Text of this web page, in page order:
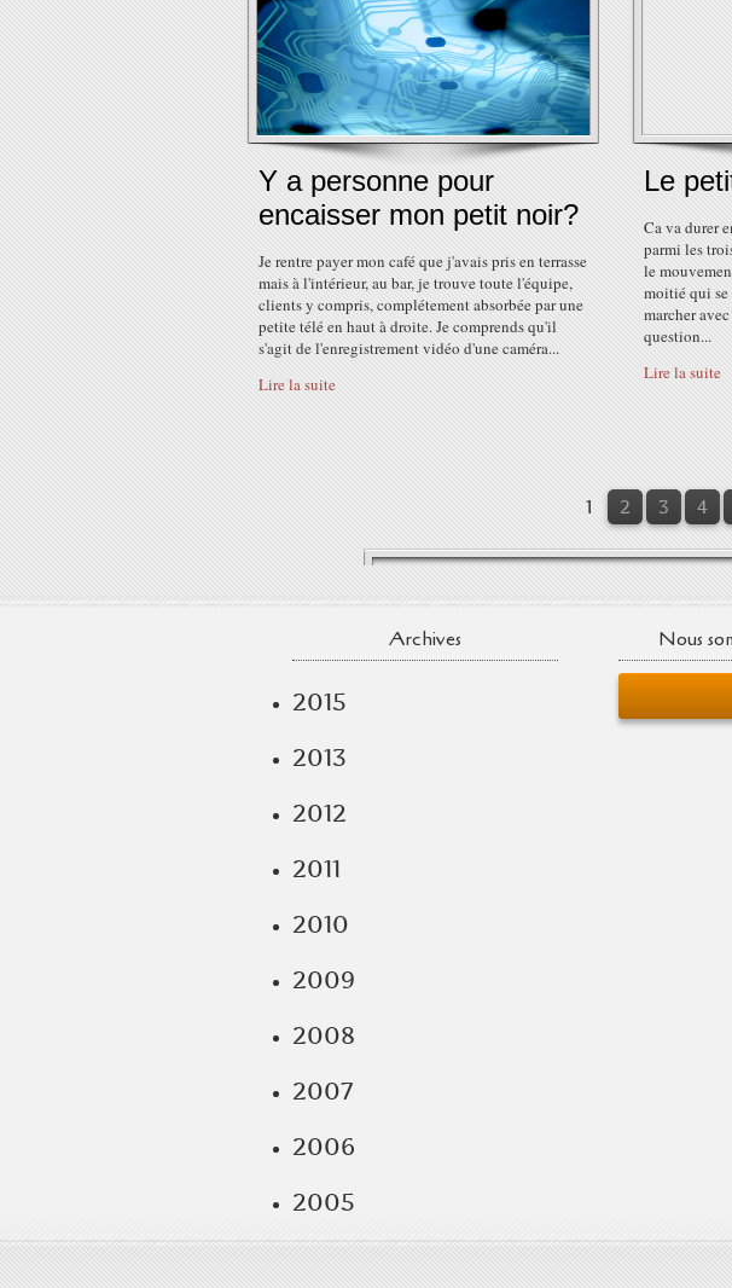
Y a personne pour
encaisser mon petit noir?
Je rentre payer mon café que j'avais pris en terrasse
mais à l'intérieur, au bar, je trouve toute l'équipe,
clients y compris, complétement absorbée par une
petite télé en haut à droite. Je comprends qu'il
s'agit de l'enregistrement vidéo d'une caméra...
Lire la suite
Le
Ca va durer
parmi les
le
moitié qui se
marcher
question...
Lire la suite
1 2 3 4
Archives
2015
2013
2012
2011
2010
2009
2008
2007
2006
2005
Nous